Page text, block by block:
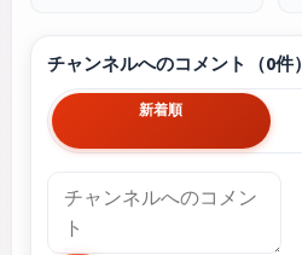
チャンネルへのコメント（0件）
新着順